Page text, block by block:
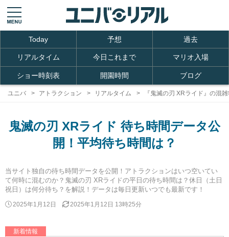
Today 予想 過去
リアルタイム 今日これまで マリオ入場
ショー時刻表 開園時間 ブログ
ユニバ アトラクション リアルタイム 『鬼滅の刃 XRライド』の混
鬼滅の刃 XRライド 待ち時間データ公
開！平均待ち時間は？
当サイト独自の待ち時間データを公開！アトラクションはいつ空いてい
て何時に混むのか？鬼滅の刃 XRライドの平日の待ち時間は？休日（土日
祝日）は何分待ち？を解説！データは毎日更新いつでも最新です！
2025年1月12日 2025年1月12日 13時25分
新着情報